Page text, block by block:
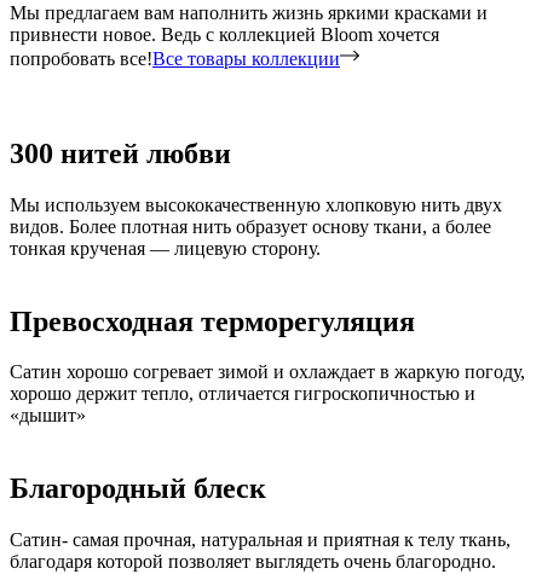
Мы предлагаем вам наполнить жизнь яркими красками и
привнести новое. Ведь с коллекцией Bloom хочется
попробовать все!Все товары коллекции
300 нитей любви
Мы используем высококачественную хлопковую нить двух
видов. Более плотная нить образует основу ткани, а более
тонкая крученая — лицевую сторону.
Превосходная терморегуляция
Сатин хорошо согревает зимой и охлаждает в жаркую погоду,
хорошо держит тепло, отличается гигроскопичностью и
«дышит»
Благородный блеск
Сатин- самая прочная, натуральная и приятная к телу ткань,
благодаря которой позволяет выглядеть очень благородно.